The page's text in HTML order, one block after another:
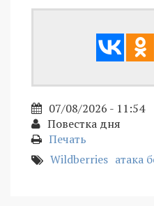
07/08/2026 - 11:54
Повестка дня
Печать
Wildberries атака